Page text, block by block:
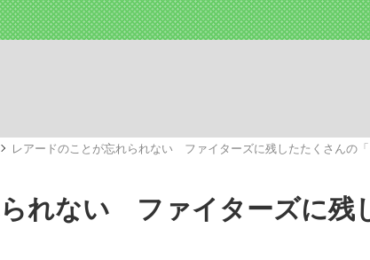
ャパン選手が証言した“NPB聞... 「クマが悪者扱い
レアードのことが忘れられない ファイターズに残したたくさんの「
れない ファイターズに残